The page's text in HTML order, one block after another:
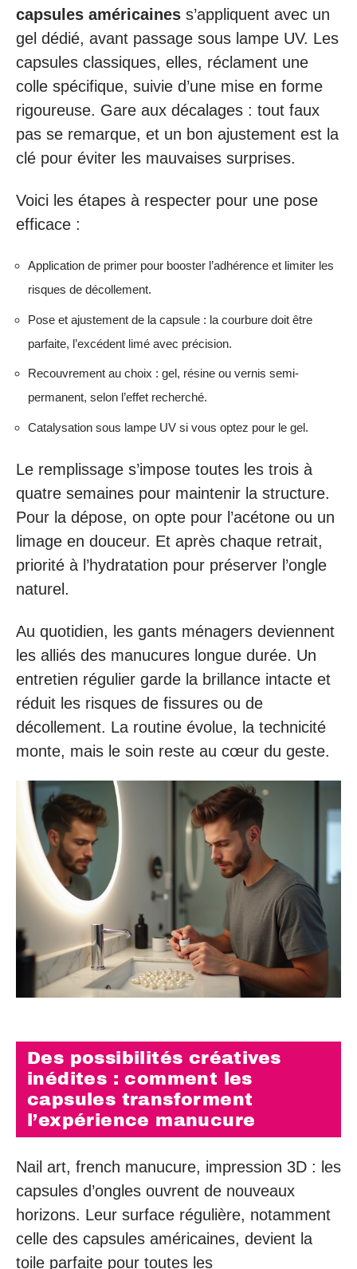
capsules américaines s’appliquent avec un
gel dédié, avant passage sous lampe UV. Les
capsules classiques, elles, réclament une
colle spécifique, suivie d’une mise en forme
rigoureuse. Gare aux décalages : tout faux
pas se remarque, et un bon ajustement est la
clé pour éviter les mauvaises surprises.
Voici les étapes à respecter pour une pose
efficace :
Application de primer pour booster l’adhérence et limiter les
risques de décollement.
Pose et ajustement de la capsule : la courbure doit être
parfaite, l’excédent limé avec précision.
Recouvrement au choix : gel, résine ou vernis semi-
permanent, selon l’effet recherché.
Catalysation sous lampe UV si vous optez pour le gel.
Le remplissage s’impose toutes les trois à
quatre semaines pour maintenir la structure.
Pour la dépose, on opte pour l’acétone ou un
limage en douceur. Et après chaque retrait,
priorité à l’hydratation pour préserver l’ongle
naturel.
Au quotidien, les gants ménagers deviennent
les alliés des manucures longue durée. Un
entretien régulier garde la brillance intacte et
réduit les risques de fissures ou de
décollement. La routine évolue, la technicité
monte, mais le soin reste au cœur du geste.
Des possibilités créatives
inédites : comment les
capsules transforment
l’expérience manucure
Nail art, french manucure, impression 3D : les
capsules d’ongles ouvrent de nouveaux
horizons. Leur surface régulière, notamment
celle des capsules américaines, devient la
toile parfaite pour toutes les